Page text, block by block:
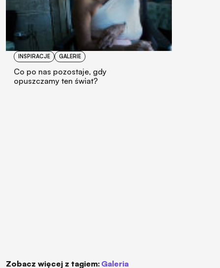
INSPIRACJE GALERIE
Co po nas pozostaje, gdy
opuszczamy ten świat?
Zobacz więcej z tagiem: galeria